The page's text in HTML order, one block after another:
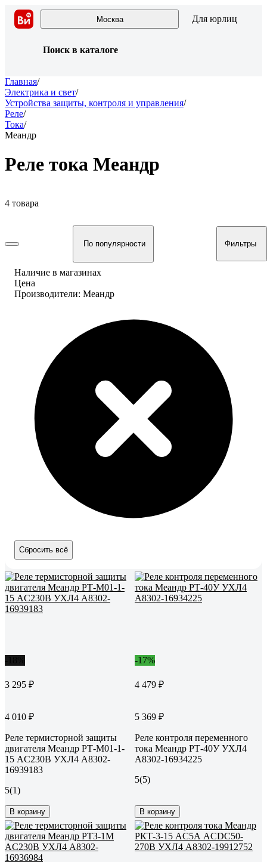
Москва Для юрлиц
Поиск в каталоге
Главная/
Электрика и свет/
Устройства защиты, контроля и управления/
Реле/
Тока/
Меандр
Реле тока Меандр
4 товара
По популярности Фильтры
Наличие в магазинах
Цена
Производители: Меандр
Сбросить всё
3 295 ₽
4 010 ₽
Реле термисторной защиты
двигателя Меандр РТ-М01-1-
15 AC230В УХЛ4 A8302-
16939183
5(1)
В корзину
-17%
4 479 ₽
5 369 ₽
Реле контроля переменного
тока Меандр РТ-40У УХЛ4
A8302-16934225
5(5)
В корзину